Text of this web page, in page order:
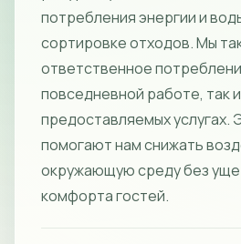
потребления энергии и
сортировке отходов. Мы
ответственное
повседневной работе, так
предоставляемых услугах.
помогают нам снижать
окружающую среду без
комфорта гостей.